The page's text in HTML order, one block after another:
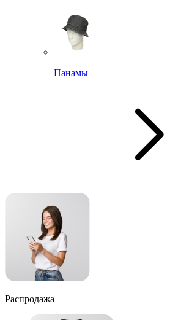
Панамы
Распродажа